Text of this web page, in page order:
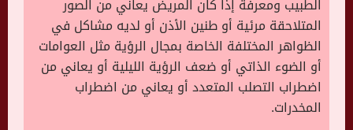
الطبيب ومعرفة إذا كان المريض يعاني من الصور
المتلاحقة مرئية أو طنين الأذن أو لديه مشاكل في
الظواهر المختلفة الخاصة بمجال الرؤية مثل العوامات
أو الضوء الذاتي أو ضعف الرؤية الليلية أو يعاني من
اضطراب التصلب المتعدد أو يعاني من اضطراب
المخدرات.